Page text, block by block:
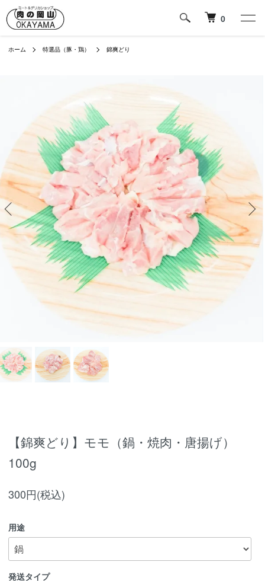
0
ホーム 特選品（豚・鶏） 錦爽どり
【錦爽どり】モモ（鍋・焼肉・唐揚げ）
100g
300円(税込)
用途
発送タイプ